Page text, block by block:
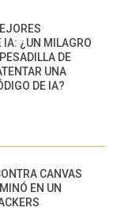
IA: ¿UN MILAGRO
DE
UNA
DE IA?
CANVAS
EN UN